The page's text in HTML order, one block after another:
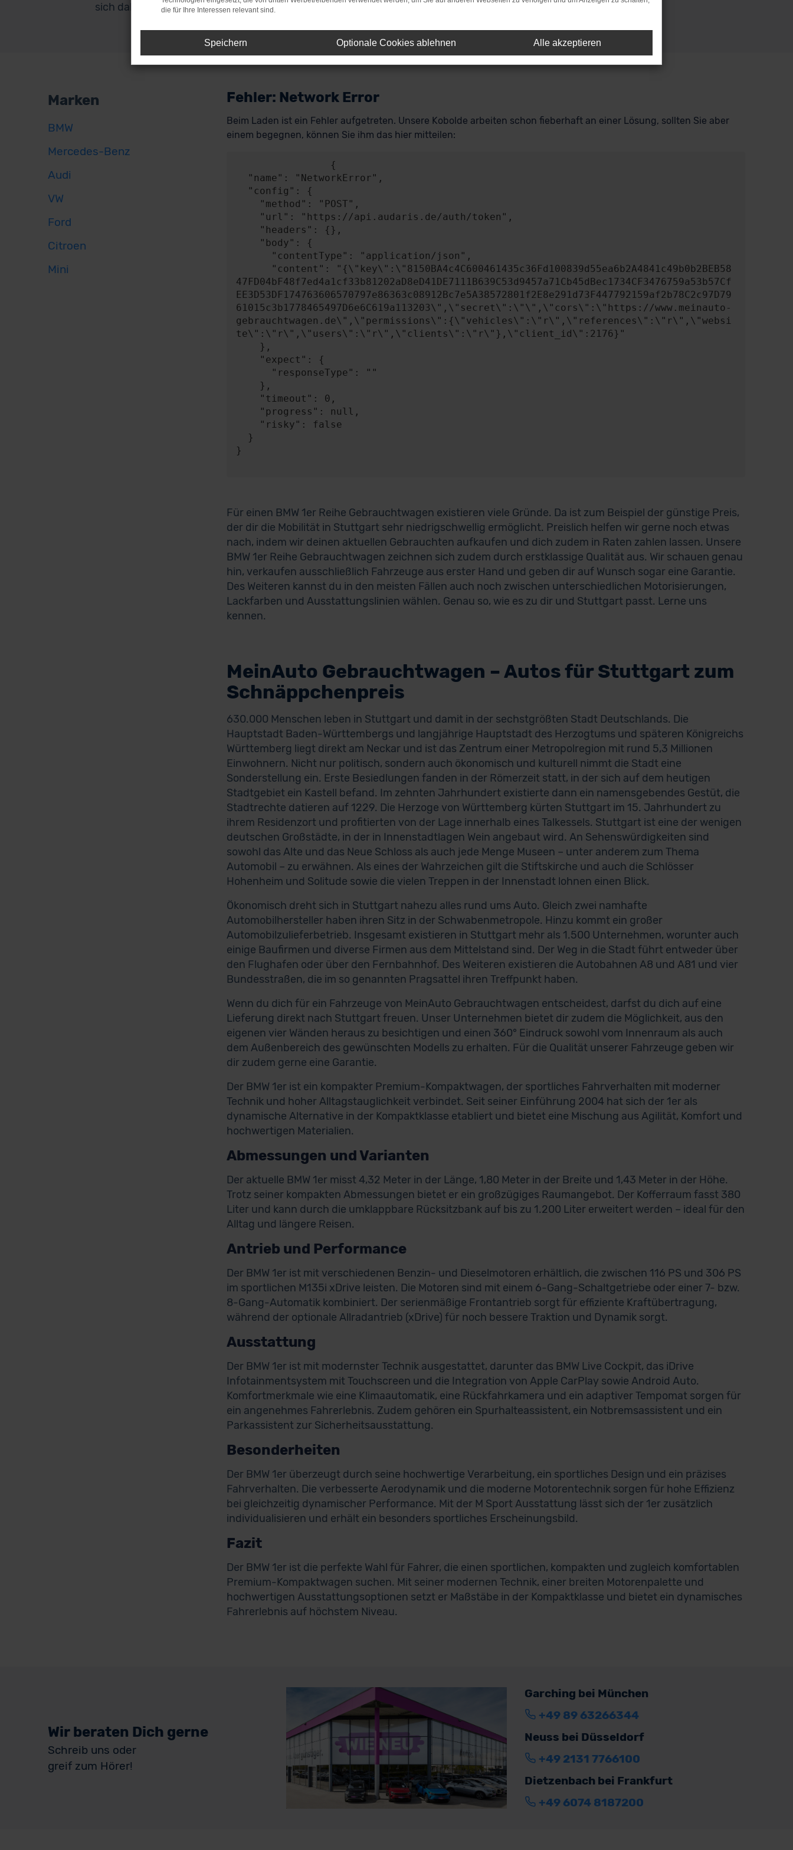
sich dabei von selbst.
Marken
BMW
Mercedes-Benz
Audi
VW
Ford
Citroen
Mini
Fehler: Network Error
Beim Laden ist ein Fehler aufgetreten. Unsere Kobolde arbeiten schon fieberhaft an einer Lösung, sollten Sie aber
einem begegnen, können Sie ihm das hier mitteilen:
47FD04bF48f7ed4a1cf33b81202aD8eD41DE7111B639C53d9457a71Cb45dBec1734CF3476759a53b57Cf
EE3D53DF174763606570797e86363c08912Bc7e5A38572801f2E8e291d73F447792159af2b78C2c97D79
61015c3b1778465497D6e6C619a113203\",\"secret\":\"\",\"cors\":\"https://www.meinauto-
gebrauchtwagen.de\",\"permissions\":{\"vehicles\":\"r\",\"references\":\"r\",\"websi
te\":\"r\",\"users\":\"r\",\"clients\":\"r\"},\"client_id\":2176}"
}
Für einen BMW 1er Reihe Gebrauchtwagen existieren viele Gründe. Da ist zum Beispiel der günstige Preis,
der dir die Mobilität in Stuttgart sehr niedrigschwellig ermöglicht. Preislich helfen wir gerne noch etwas
nach, indem wir deinen aktuellen Gebrauchten aufkaufen und dich zudem in Raten zahlen lassen. Unsere
BMW 1er Reihe Gebrauchtwagen zeichnen sich zudem durch erstklassige Qualität aus. Wir schauen genau
hin, verkaufen ausschließlich Fahrzeuge aus erster Hand und geben dir auf Wunsch sogar eine Garantie.
Des Weiteren kannst du in den meisten Fällen auch noch zwischen unterschiedlichen Motorisierungen,
Lackfarben und Ausstattungslinien wählen. Genau so, wie es zu dir und Stuttgart passt. Lerne uns
kennen.
MeinAuto Gebrauchtwagen – Autos für Stuttgart zum
Schnäppchenpreis
630.000 Menschen leben in Stuttgart und damit in der sechstgrößten Stadt Deutschlands. Die
Hauptstadt Baden-Württembergs und langjährige Hauptstadt des Herzogtums und späteren Königreichs
Württemberg liegt direkt am Neckar und ist das Zentrum einer Metropolregion mit rund 5,3 Millionen
Einwohnern. Nicht nur politisch, sondern auch ökonomisch und kulturell nimmt die Stadt eine
Sonderstellung ein. Erste Besiedlungen fanden in der Römerzeit statt, in der sich auf dem heutigen
Stadtgebiet ein Kastell befand. Im zehnten Jahrhundert existierte dann ein namensgebendes Gestüt, die
Stadtrechte datieren auf 1229. Die Herzoge von Württemberg kürten Stuttgart im 15. Jahrhundert zu
ihrem Residenzort und profitierten von der Lage innerhalb eines Talkessels. Stuttgart ist eine der wenigen
deutschen Großstädte, in der in Innenstadtlagen Wein angebaut wird. An Sehenswürdigkeiten sind
sowohl das Alte und das Neue Schloss als auch jede Menge Museen – unter anderem zum Thema
Automobil – zu erwähnen. Als eines der Wahrzeichen gilt die Stiftskirche und auch die Schlösser
Hohenheim und Solitude sowie die vielen Treppen in der Innenstadt lohnen einen Blick.
Ökonomisch dreht sich in Stuttgart nahezu alles rund ums Auto. Gleich zwei namhafte
Automobilhersteller haben ihren Sitz in der Schwabenmetropole. Hinzu kommt ein großer
Automobilzulieferbetrieb. Insgesamt existieren in Stuttgart mehr als 1.500 Unternehmen, worunter auch
einige Baufirmen und diverse Firmen aus dem Mittelstand sind. Der Weg in die Stadt führt entweder über
den Flughafen oder über den Fernbahnhof. Des Weiteren existieren die Autobahnen A8 und A81 und vier
Bundesstraßen, die im so genannten Pragsattel ihren Treffpunkt haben.
Wenn du dich für ein Fahrzeuge von MeinAuto Gebrauchtwagen entscheidest, darfst du dich auf eine
Lieferung direkt nach Stuttgart freuen. Unser Unternehmen bietet dir zudem die Möglichkeit, aus den
eigenen vier Wänden heraus zu besichtigen und einen 360° Eindruck sowohl vom Innenraum als auch
dem Außenbereich des gewünschten Modells zu erhalten. Für die Qualität unserer Fahrzeuge geben wir
dir zudem gerne eine Garantie.
Der BMW 1er ist ein kompakter Premium-Kompaktwagen, der sportliches Fahrverhalten mit moderner
Technik und hoher Alltagstauglichkeit verbindet. Seit seiner Einführung 2004 hat sich der 1er als
dynamische Alternative in der Kompaktklasse etabliert und bietet eine Mischung aus Agilität, Komfort und
hochwertigen Materialien.
Abmessungen und Varianten
Der aktuelle BMW 1er misst 4,32 Meter in der Länge, 1,80 Meter in der Breite und 1,43 Meter in der Höhe.
Trotz seiner kompakten Abmessungen bietet er ein großzügiges Raumangebot. Der Kofferraum fasst 380
Liter und kann durch die umklappbare Rücksitzbank auf bis zu 1.200 Liter erweitert werden – ideal für den
Alltag und längere Reisen.
Antrieb und Performance
Der BMW 1er ist mit verschiedenen Benzin- und Dieselmotoren erhältlich, die zwischen 116 PS und 306 PS
im sportlichen M135i xDrive leisten. Die Motoren sind mit einem 6-Gang-Schaltgetriebe oder einer 7- bzw.
8-Gang-Automatik kombiniert. Der serienmäßige Frontantrieb sorgt für effiziente Kraftübertragung,
während der optionale Allradantrieb (xDrive) für noch bessere Traktion und Dynamik sorgt.
Ausstattung
Der BMW 1er ist mit modernster Technik ausgestattet, darunter das BMW Live Cockpit, das iDrive
Infotainmentsystem mit Touchscreen und die Integration von Apple CarPlay sowie Android Auto.
Komfortmerkmale wie eine Klimaautomatik, eine Rückfahrkamera und ein adaptiver Tempomat sorgen für
ein angenehmes Fahrerlebnis. Zudem gehören ein Spurhalteassistent, ein Notbremsassistent und ein
Parkassistent zur Sicherheitsausstattung.
Besonderheiten
Der BMW 1er überzeugt durch seine hochwertige Verarbeitung, ein sportliches Design und ein präzises
Fahrverhalten. Die verbesserte Aerodynamik und die moderne Motorentechnik sorgen für hohe Effizienz
bei gleichzeitig dynamischer Performance. Mit der M Sport Ausstattung lässt sich der 1er zusätzlich
individualisieren und erhält ein besonders sportliches Erscheinungsbild.
Fazit
Der BMW 1er ist die perfekte Wahl für Fahrer, die einen sportlichen, kompakten und zugleich komfortablen
Premium-Kompaktwagen suchen. Mit seiner modernen Technik, einer breiten Motorenpalette und
hochwertigen Ausstattungsoptionen setzt er Maßstäbe in der Kompaktklasse und bietet ein dynamisches
Fahrerlebnis auf höchstem Niveau.
Wir beraten Dich gerne
Schreib uns oder
greif zum Hörer!
Garching bei München
+49 89 63266344
Neuss bei Düsseldorf
+49 2131 7766100
Dietzenbach bei Frankfurt
+49 6074 8187200
die für Ihre Interessen relevant sind.
Speichern Optionale Cookies ablehnen Alle akzeptieren